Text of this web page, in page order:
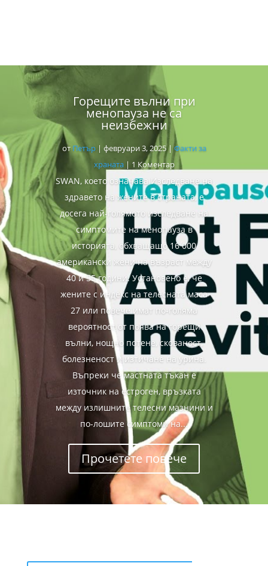
Горещите вълни при
менопауза не са
неизбежни
отПетър| февруари 3, 2025|Факти за
храната| 1 Коментар
SWAN, което означава Изследване на
здравето на жените в страната, е
досега най-голямото изследване на
симптомите на менопауза в
историята, обхващащо 16 000
американски жени на възраст между
40 и 55 години. Установено е, че
жените с индекс на телесната маса
27 или повече имат по-голяма
вероятност от поява на горещи
вълни, нощно потене, скованост,
болезненост и изтичане на урина.
Въпреки че мастната тъкан е
източник на естроген, връзката
между излишните телесни мазнини и
по-лошите симптоми на...
Прочетете повече